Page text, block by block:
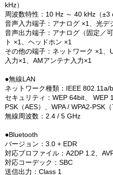
kHz）
周波数特性：10 Hz ～ 40 kHz（±3
音声入力端子：アナログ ×1、光デ
音声出力端子：アナログ（固定／
ト ×1、ヘッドホン ×1
その他の端子：ネットワーク ×1、
入力×1、AMアンテナ入力×1
●無線LAN
ネットワーク種類：IEEE 802.11a/
セキュリティ：WEP 64bit、 WEP
PSK（AES）、WPA / WPA2-PSK（
無線周波数：2.4 / 5 GHz
●Bluetooth
バージョン：3.0 + EDR
対応プロファイル：A2DP 1.2、
対応コーデック：SBC
送信出力：Class 1